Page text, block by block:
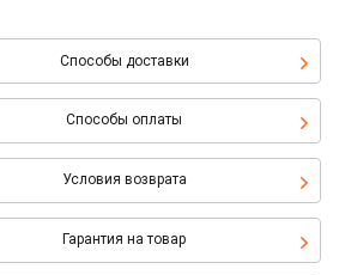
Способы доставки
Способы оплаты
Условия возврата
Гарантия на товар